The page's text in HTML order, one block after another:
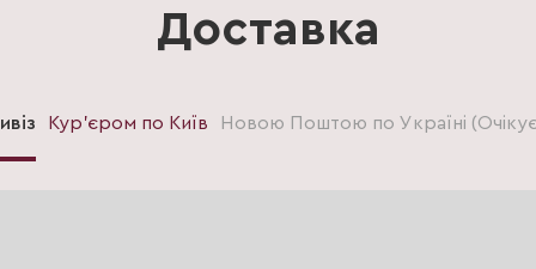
Доставка
Кур'єром по Київ Новою Поштою по Україні